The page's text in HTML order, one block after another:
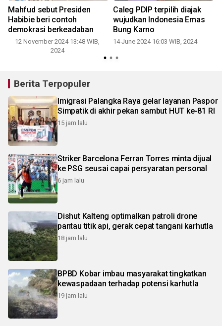
Mahfud sebut Presiden
Habibie beri contoh
demokrasi berkeadaban
12 November 2024 13:48 WIB,
2024
Caleg PDIP terpilih diajak
wujudkan Indonesia Emas
Bung Karno
14 June 2024 16:03 WIB, 2024
Berita Terpopuler
Imigrasi Palangka Raya gelar layanan Paspor
Simpatik di akhir pekan sambut HUT ke-81 RI
15 jam lalu
Striker Barcelona Ferran Torres minta dijual
ke PSG seusai capai persyaratan personal
6 jam lalu
Dishut Kalteng optimalkan patroli drone
pantau titik api, gerak cepat tangani karhutla
18 jam lalu
BPBD Kobar imbau masyarakat tingkatkan
kewaspadaan terhadap potensi karhutla
19 jam lalu